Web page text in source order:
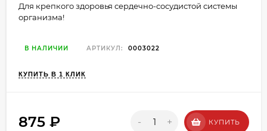
Для крепкого здоровья сердечно-сосудистой системы
организма!
В НАЛИЧИИ АРТИКУЛ: 0003022
КУПИТЬ В 1 КЛИК
875 ₽ - + КУПИТЬ